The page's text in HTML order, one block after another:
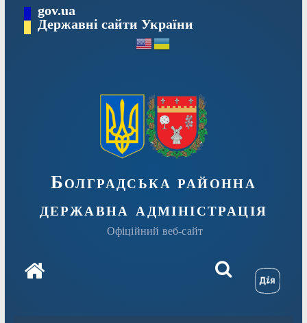
Перейтиgov.ua
Державні сайти України
Болградська районна
державна адміністрація
Офіційний веб-сайт